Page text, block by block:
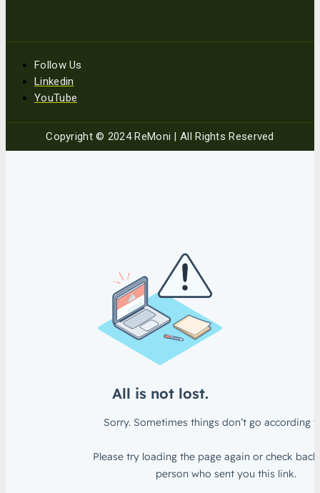
Follow Us
Linkedin
YouTube
Copyright © 2024 ReMoni | All Rights Reserved